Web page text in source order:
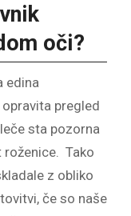
oči?
edina
pregled
sta pozorna
roženice. Tako
z obliko
če so naše